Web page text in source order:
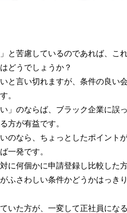
と苦慮しているのであれば、
どうでしょうか？
と言い切れますが、条件の良い
。
」のならば、ブラック企業に誤
方が有益です。
のなら、ちょっとしたポイント
一発です。
に何個かに申請登録し比較した
ふさわしい条件かどうかはっき
いた方が、一変して正社員にな